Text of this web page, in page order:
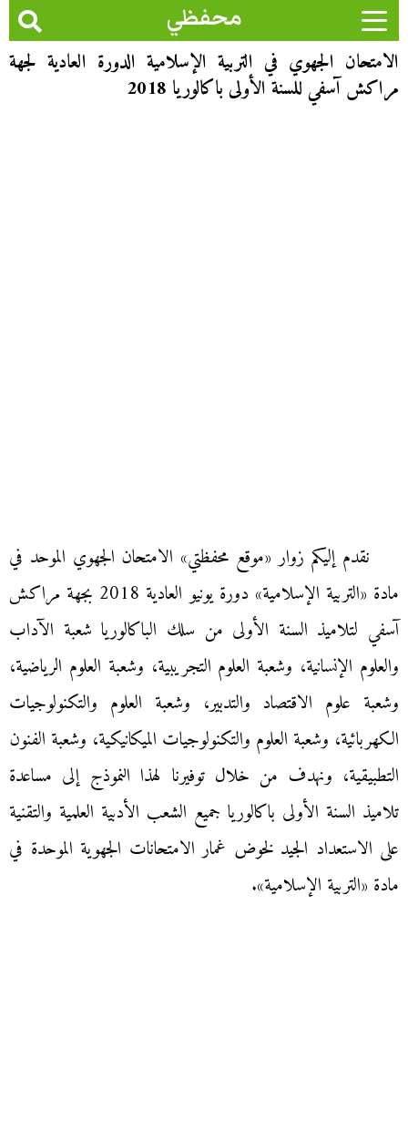
محفظي
الامتحان الجهوي في التربية الإسلامية الدورة العادية لجهة
مراكش آسفي للسنة الأولى باكالوريا 2018
نقدم إليكم زوار «موقع محفظتي» الامتحان الجهوي الموحد في
مادة «التربية الإسلامية» دورة يونيو العادية 2018 بجهة مراكش
آسفي لتلاميذ السنة الأولى من سلك الباكالوريا شعبة الآداب
والعلوم الإنسانية، وشعبة العلوم التجريبية، وشعبة العلوم الرياضية،
وشعبة علوم الاقتصاد والتدبير، وشعبة العلوم والتكنولوجيات
الكهربائية، وشعبة العلوم والتكنولوجيات الميكانيكية، وشعبة الفنون
التطبيقية، ونهدف من خلال توفيرنا لهذا النموذج إلى مساعدة
تلاميذ السنة الأولى باكالوريا جميع الشعب الأدبية العلمية والتقنية
على الاستعداد الجيد لخوض غمار الامتحانات الجهوية الموحدة في
مادة «التربية الإسلامية».